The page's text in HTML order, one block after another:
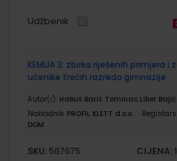
Udžbenik
KEMIJA 3; zbirka riješenih primjera
učenike trećih razreda gimnazije
Autor(i): Habuš Barić Tominac Liber Bajić
Nakladnik: PROFIL KLETT d.o.o.
DOM
SKU: 567675 CIJENA: